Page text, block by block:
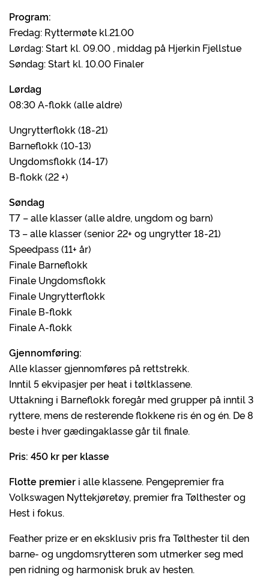
Program:
Fredag: Ryttermøte kl.21.00
Lørdag: Start kl. 09.00 , middag på Hjerkin Fjellstue
Søndag: Start kl. 10.00 Finaler
Lørdag
08:30 A-flokk (alle aldre)
Ungrytterflokk (18-21)
Barneflokk (10-13)
Ungdomsflokk (14-17)
B-flokk (22 +)
Søndag
T7 – alle klasser (alle aldre, ungdom og barn)
T3 – alle klasser (senior 22+ og ungrytter 18-21)
Speedpass (11+ år)
Finale Barneflokk
Finale Ungdomsflokk
Finale Ungrytterflokk
Finale B-flokk
Finale A-flokk
Gjennomføring:
Alle klasser gjennomføres på rettstrekk.
Inntil 5 ekvipasjer per heat i tøltklassene.
Uttakning i Barneflokk foregår med grupper på inntil 3
ryttere, mens de resterende flokkene ris én og én. De 8
beste i hver gædingaklasse går til finale.
Pris: 450 kr per klasse
Flotte premier i alle klassene. Pengepremier fra
Volkswagen Nyttekjøretøy, premier fra Tølthester og
Hest i fokus.
Feather prize er en eksklusiv pris fra Tølthester til den
barne- og ungdomsrytteren som utmerker seg med
pen ridning og harmonisk bruk av hesten.